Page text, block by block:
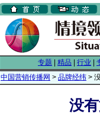
专题 精品 行业
中国营销传播网 > 品牌经纬 >
没